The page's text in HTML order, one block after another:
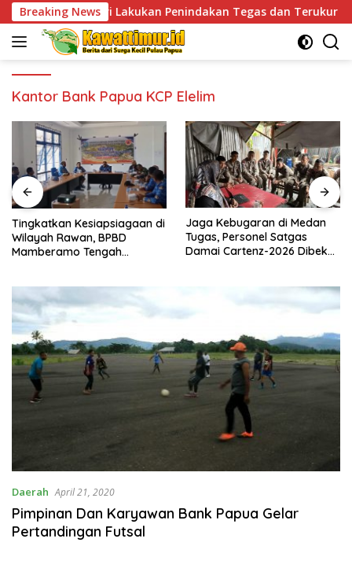
Skip
to
content
Breaking News
Lakukan Penindakan Tegas dan Terukur
Kantor Bank Papua KCP Elelim
Tingkatkan Kesiapsiagaan di
Wilayah Rawan, BPBD
Mamberamo Tengah
Jaga Kebugaran di Medan
Tugas, Personel Satgas
Damai Cartenz-2026 Dibekali
Daerah April 21, 2020
Pimpinan Dan Karyawan Bank Papua Gelar
Pertandingan Futsal